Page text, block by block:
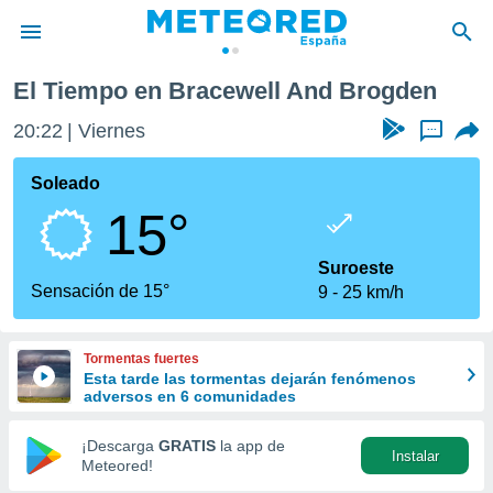
de
por
que se
calidad.
a este
las
y
forma
digital
basada
El Tiempo en Bracewell And Brogden
20:22 Viernes ...
Soleado
15°
Sensación de 15°
Suroeste
9
25 km/h
Tormentas fuertes
Esta tarde las tormentas dejarán fenómenos
adversos en 6 comunidades
¡Descarga GRATIS la app de
Meteored!
Instalar